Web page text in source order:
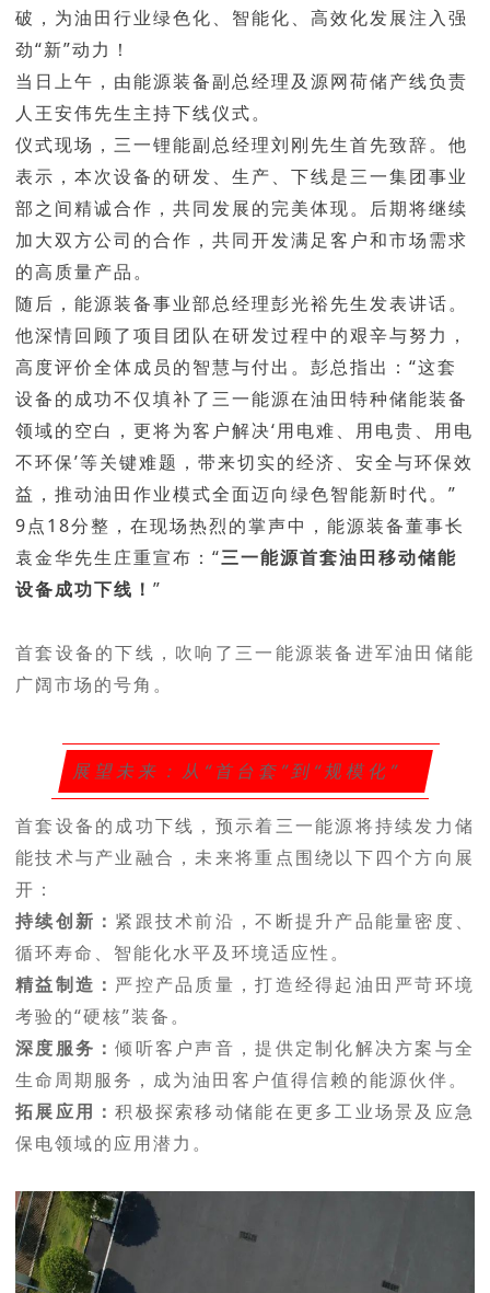
破，为油田行业绿色化、智能化、高效化发展注入强
劲“新”动力！
当日上午，由能源装备副总经理及源网荷储产线负责
人王安伟先生主持下线仪式。
仪式现场，三一锂能副总经理刘刚先生首先致辞。他
表示，本次设备的研发、生产、下线是三一集团事业
部之间精诚合作，共同发展的完美体现。后期将继续
加大双方公司的合作，共同开发满足客户和市场需求
的高质量产品。
随后，能源装备事业部总经理彭光裕先生发表讲话。
他深情回顾了项目团队在研发过程中的艰辛与努力，
高度评价全体成员的智慧与付出。彭总指出：“这套
设备的成功不仅填补了三一能源在油田特种储能装备
领域的空白，更将为客户解决‘用电难、用电贵、用电
不环保’等关键难题，带来切实的经济、安全与环保效
益，推动油田作业模式全面迈向绿色智能新时代。”
9点18分整，在现场热烈的掌声中，能源装备董事长
袁金华先生庄重宣布：“三一能源首套油田移动储能
设备成功下线！ ”
首套设备的下线，吹响了三一能源装备进军油田储能
广阔市场的号角。
展望未来：从“首台套”到“规模化”
首套设备的成功下线，预示着三一能源将持续发力储
能技术与产业融合，未来将重点围绕以下四个方向展
开：
持续创新： 紧跟技术前沿，不断提升产品能量密度、
循环寿命、智能化水平及环境适应性。
精益制造： 严控产品质量，打造经得起油田严苛环境
考验的“硬核”装备。
深度服务：倾听客户声音，提供定制化解决方案与全
生命周期服务，成为油田客户值得信赖的能源伙伴。
拓展应用：积极探索移动储能在更多工业场景及应急
保电领域的应用潜力。